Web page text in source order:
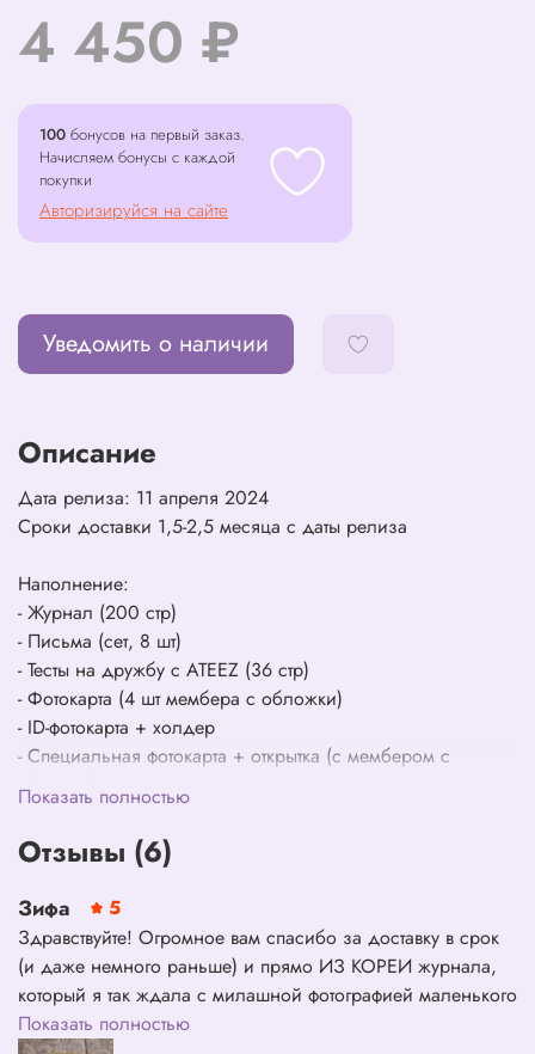
4 450 ₽
100 бонусов на первый заказ.
Начисляем бонусы с каждой
покупки
Авторизируйся на сайте
Уведомить о наличии
Описание
Дата релиза: 11 апреля 2024
Сроки доставки 1,5-2,5 месяца с даты релиза
Наполнение:
- Журнал (200 стр)
- Письма (сет, 8 шт)
- Тесты на дружбу с ATEEZ (36 стр)
- Фотокарта (4 шт мембера с обложки)
- ID-фотокарта + холдер
- Специальная фотокарта + открытка (с мембером с
обложки)
Показать полностью
Отзывы (6)
Зифа
5
Здравствуйте! Огромное вам спасибо за доставку в срок
(и даже немного раньше) и прямо ИЗ КОРЕИ журнала,
который я так ждала с милашной фотографией маленького
Ёсани! 🥹 Я заказывала журнал первой (одной из
Показать полностью